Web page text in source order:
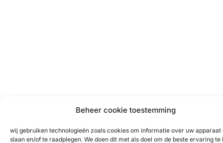
Beheer cookie toestemming
wij gebruiken technologieën zoals cookies om informatie over uw apparaat
slaan en/of te raadplegen. We doen dit met als doel om de beste ervaring te